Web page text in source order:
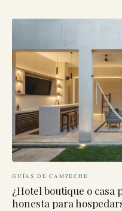
GUÍAS DE CAMPECHE
¿Hotel boutique o casa
honesta para